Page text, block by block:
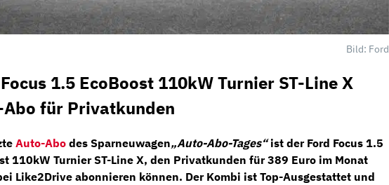
Bild: Ford
1.5 EcoBoost 110kW Turnier ST-Line X
für Privatkunden
Auto-Abo des Sparneuwagen„Auto-Abo-Tages“ist der Ford Focus 1.5
110kW Turnier ST-Line X, den Privatkunden für389 Euro im Monat
Like2Drive abonnieren können. Der Kombi ist Top-Ausgestattet und